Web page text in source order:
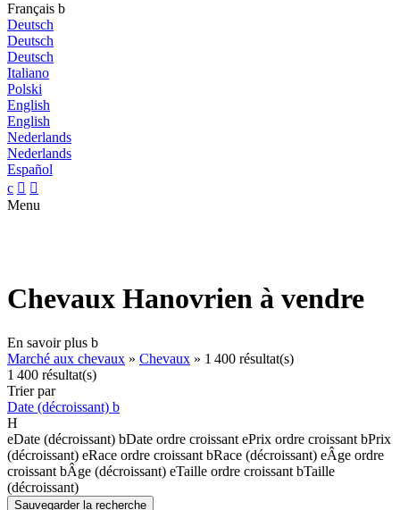
Français b
Deutsch
Deutsch
Deutsch
Italiano
Polski
English
English
Nederlands
Nederlands
Español
c  
Menu
Chevaux Hanovrien à vendre
En savoir plus b
Marché aux chevaux » Chevaux » 1 400 résultat(s)
1 400 résultat(s)
Trier par
Date (décroissant) b
H
eDate (décroissant) bDate ordre croissant ePrix ordre croissant bPrix
(décroissant) eRace ordre croissant bRace (décroissant) eÂge ordre
croissant bÂge (décroissant) eTaille ordre croissant bTaille
(décroissant)
Sauvegarder la recherche